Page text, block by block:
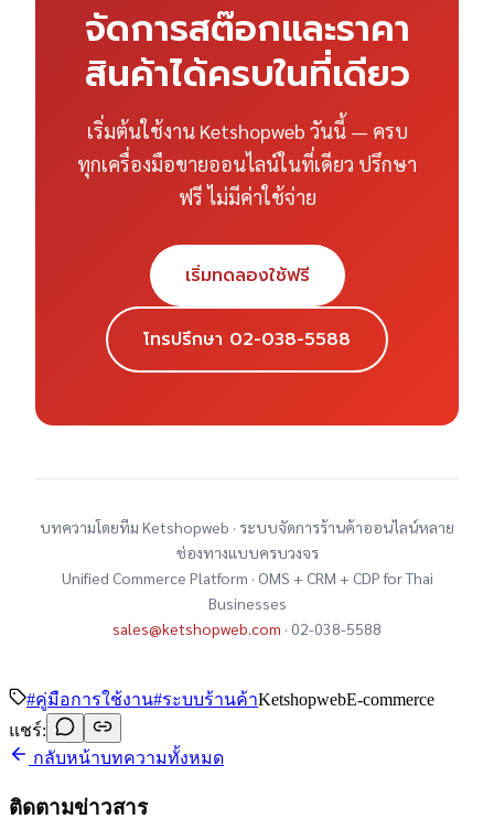
จัดการสต๊อกและราคา
สินค้าได้ครบในที่เดียว
เริ่มต้นใช้งาน Ketshopweb วันนี้ — ครบ
ทุกเครื่องมือขายออนไลน์ในที่เดียว ปรึกษา
ฟรี ไม่มีค่าใช้จ่าย
เริ่มทดลองใช้ฟรี
โทรปรึกษา 02-038-5588
บทความโดยทีม Ketshopweb · ระบบจัดการร้านค้าออนไลน์หลาย
ช่องทางแบบครบวงจร
Unified Commerce Platform · OMS + CRM + CDP for Thai
Businesses
sales@ketshopweb.com · 02-038-5588
#คู่มือการใช้งาน#ระบบร้านค้าKetshopwebE-commerce
แชร์:
กลับหน้าบทความทั้งหมด
ติดตามข่าวสาร